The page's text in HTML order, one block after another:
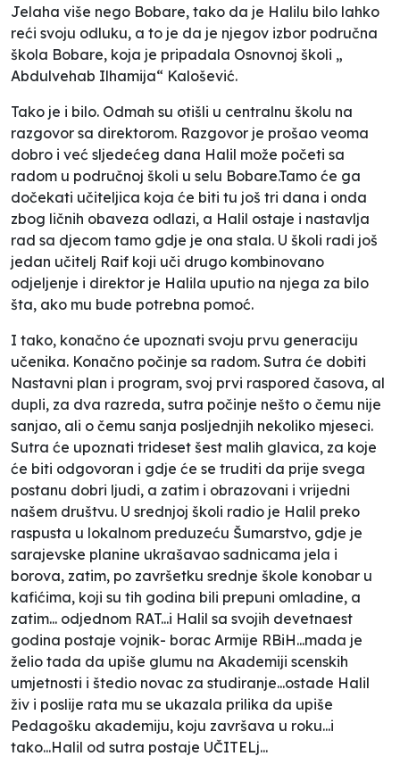
Jelaha više nego Bobare, tako da je Halilu bilo lahko
reći svoju odluku, a to je da je njegov izbor područna
škola Bobare, koja je pripadala Osnovnoj školi „
Abdulvehab Ilhamija“ Kalošević.
Tako je i bilo. Odmah su otišli u centralnu školu na
razgovor sa direktorom. Razgovor je prošao veoma
dobro i već sljedećeg dana Halil može početi sa
radom u područnoj školi u selu Bobare.Tamo će ga
dočekati učiteljica koja će biti tu još tri dana i onda
zbog ličnih obaveza odlazi, a Halil ostaje i nastavlja
rad sa djecom tamo gdje je ona stala. U školi radi još
jedan učitelj Raif koji uči drugo kombinovano
odjeljenje i direktor je Halila uputio na njega za bilo
šta, ako mu bude potrebna pomoć.
I tako, konačno će upoznati svoju prvu generaciju
učenika. Konačno počinje sa radom. Sutra će dobiti
Nastavni plan i program, svoj prvi raspored časova, al
dupli, za dva razreda, sutra počinje nešto o čemu nije
sanjao, ali o čemu sanja posljednjih nekoliko mjeseci.
Sutra će upoznati trideset šest malih glavica, za koje
će biti odgovoran i gdje će se truditi da prije svega
postanu dobri ljudi, a zatim i obrazovani i vrijedni
našem društvu. U srednjoj školi radio je Halil preko
raspusta u lokalnom preduzeću Šumarstvo, gdje je
sarajevske planine ukrašavao sadnicama jela i
borova, zatim, po završetku srednje škole konobar u
kafićima, koji su tih godina bili prepuni omladine, a
zatim... odjednom RAT...i Halil sa svojih devetnaest
godina postaje vojnik- borac Armije RBiH...mada je
želio tada da upiše glumu na Akademiji scenskih
umjetnosti i štedio novac za studiranje...ostade Halil
živ i poslije rata mu se ukazala prilika da upiše
Pedagošku akademiju, koju završava u roku...i
tako...Halil od sutra postaje UČITELj...